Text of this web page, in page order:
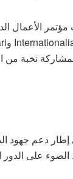
الأعمال
بمشاركة نخبة
دعم جهود
على